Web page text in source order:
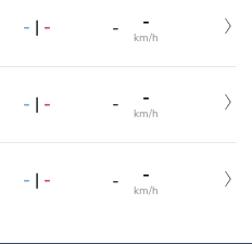
- | - - -
km/h
- | - - -
km/h
- | - - -
km/h